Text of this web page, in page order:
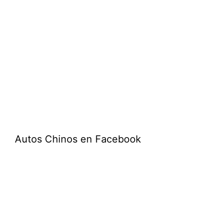
Autos Chinos en Facebook